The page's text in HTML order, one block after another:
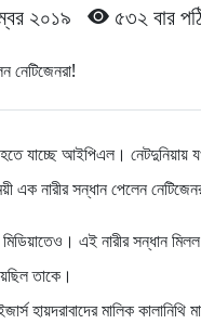
২০১৯
৫৩২ বার
যাচ্ছে আইপিএল। নেটদুনিয়ায়
এক নারীর সন্ধান পেলেন
এই নারীর সন্ধান মিলল
তাকে।
হায়দরাবাদের মালিক